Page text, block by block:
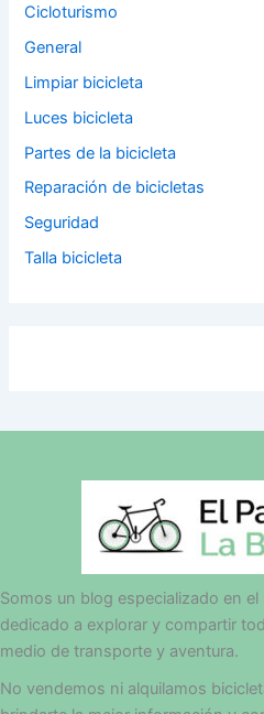
Cicloturismo
General
Limpiar bicicleta
Luces bicicleta
Partes de la bicicleta
Reparación de bicicletas
Seguridad
Talla bicicleta
Somos un blog especializado en
dedicado a explorar y compartir
medio de transporte y aventura.
No vendemos ni alquilamos